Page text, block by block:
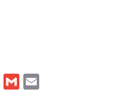
WeChat
Gmail